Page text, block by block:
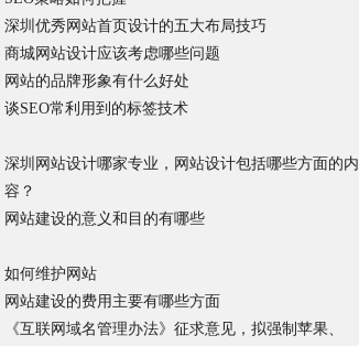
深圳优秀网站首页设计的五大布局技巧
商城网站设计应该考虑哪些问题
网站的品牌形象有什么好处
谈SEO常利用到的标签技术
深圳网站设计哪家专业，网站设计包括哪些方面的内
容？
网站建设的意义和目的有哪些
如何维护网站
网站建设的费用主要有哪些方面
《互联网域名管理办法》征求意见，拟强制苹果、